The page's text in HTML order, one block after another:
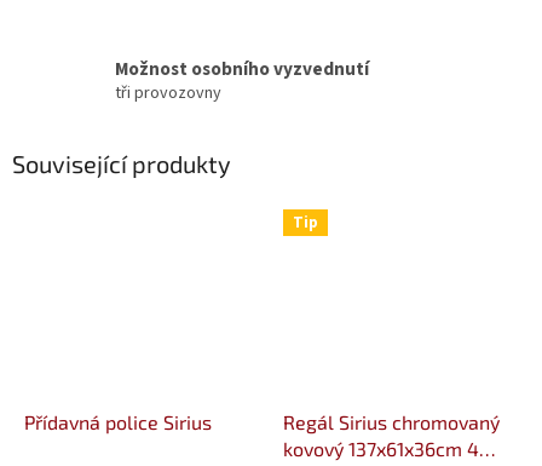
Možnost osobního vyzvednutí
tři provozovny
Související produkty
Přídavná police Sirius
Tip
Regál Sirius chromovaný
kovový 137x61x36cm 4